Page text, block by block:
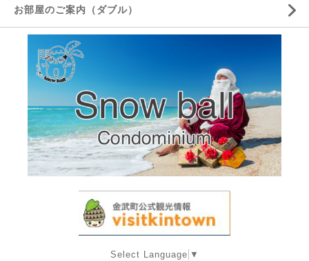
お部屋のご案内（ダブル）
Select Language ▼